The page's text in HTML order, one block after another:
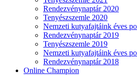
Rendezvénynaptár 2020
Tenyészszemle 2020
Nemzeti kutyafajtáink éves
Rendezvénynaptár 2019
Tenyészszemle 2019
Nemzeti kutyafajtáink éves
Rendezvénynaptár 2018
Online Champion